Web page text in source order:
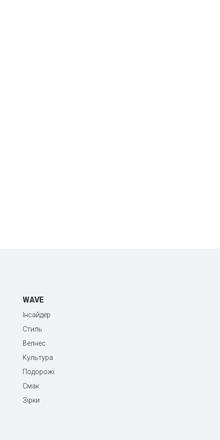
WAVE
Інсайдер
Стиль
Велнес
Культура
Подорожі
Смак
Зірки